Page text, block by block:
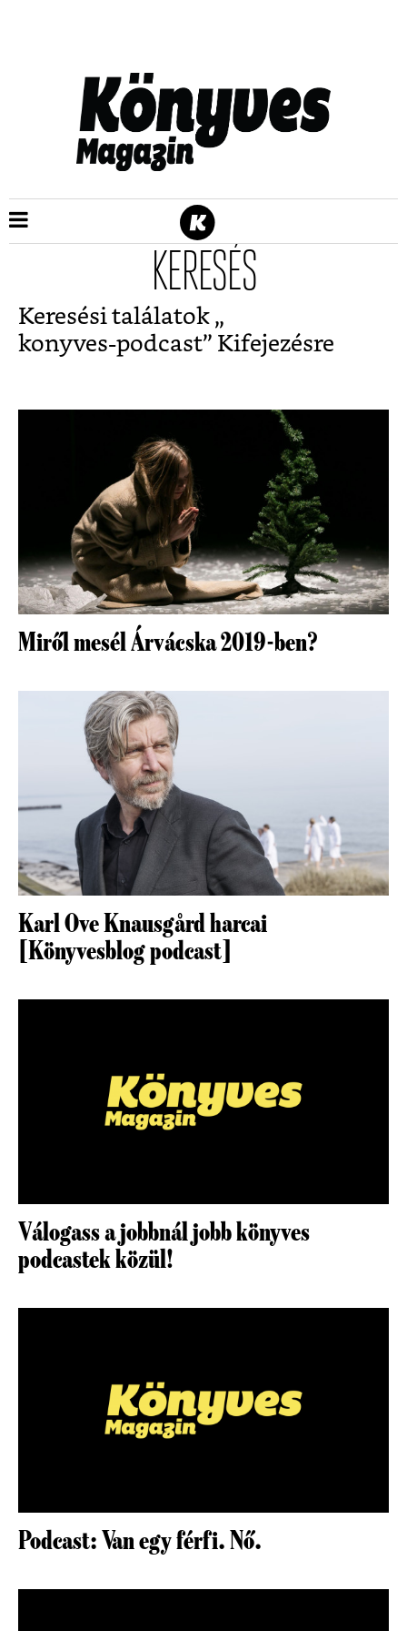
KERESÉS
Keresési találatok „
konyves-podcast” Kifejezésre
Miről mesél Árvácska 2019-ben?
Karl Ove Knausgård harcai
[Könyvesblog podcast]
Válogass a jobbnál jobb könyves
podcastek közül!
Podcast: Van egy férfi. Nő.